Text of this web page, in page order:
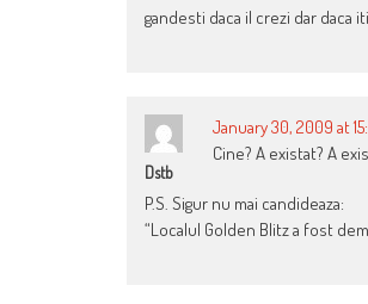
gandesti daca il crezi dar daca
Dstb
January 30, 2009 at
Cine? A existat? A
P.S. Sigur nu mai candideaza:
“Localul Golden Blitz a fost